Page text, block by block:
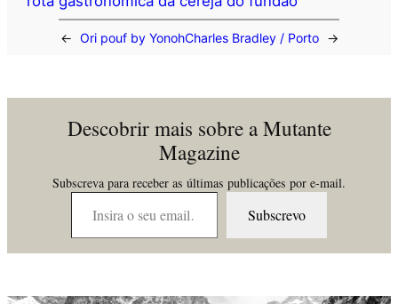
← Ori pouf by YonohCharles Bradley / Porto →
Descobrir mais sobre a Mutante
Magazine
Subscreva para receber as últimas publicações por e-mail.
Insira o seu email…
Subscrevo